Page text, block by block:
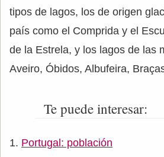
tipos de lagos, los de origen
país como el Comprida y el
de la Estrela, y los lagos de las
Aveiro, Óbidos, Albufeira,
Te puede interesar:
Portugal: población